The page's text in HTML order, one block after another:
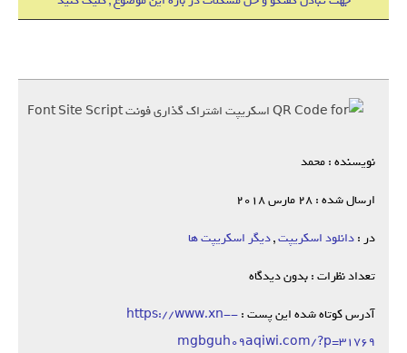
نویسنده : محمد
ارسال شده : 28 مارس 2018
در :دانلود اسکریپت,دیگر اسکریپت ها
تعداد نظرات : بدون دیدگاه
آدرس کوتاه شده این پست :https://www.xn--
mgbguh09aqiwi.com/?p=31769